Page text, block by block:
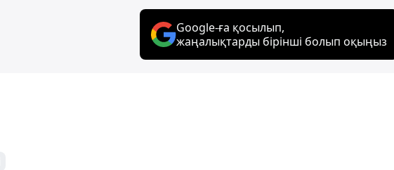
Google-ға қосылып,
жаңалықтарды бірінші болып оқыңыз